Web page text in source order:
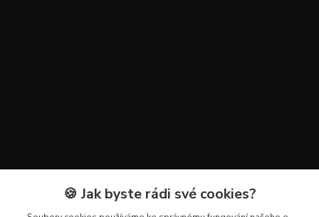
Kontakty🍪 Jak byste rádi své cookies?